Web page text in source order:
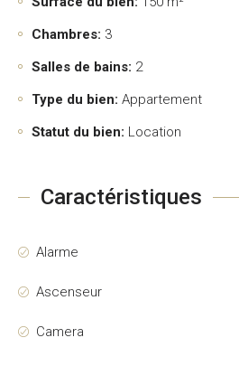
Chambres: 3
Salles de bains: 2
Type du bien: Appartement
Statut du bien: Location
Caractéristiques
Alarme
Ascenseur
Camera